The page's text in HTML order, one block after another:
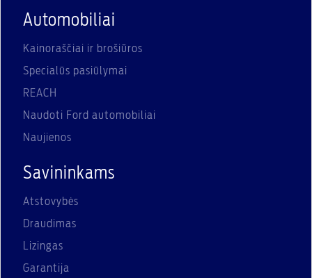
Automobiliai
Kainoraščiai ir brošiūros
Specialūs pasiūlymai
REACH
Naudoti Ford automobiliai
Naujienos
Savininkams
Atstovybės
Draudimas
Lizingas
Garantija